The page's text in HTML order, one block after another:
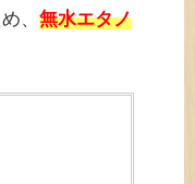
、 無水エタノ